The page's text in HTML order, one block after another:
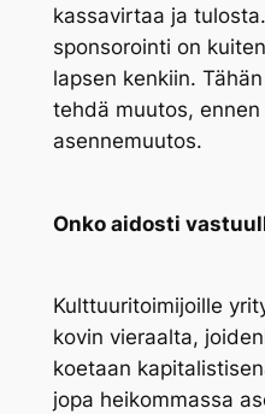
kassavirtaa ja
sponsorointi on
lapsen kenkiin.
tehdä muutos, ennen
asennemuutos.
Onko aidosti
Kulttuuritoimijoille
kovin vieraalta,
koetaan
jopa heikommassa